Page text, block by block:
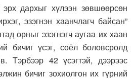
эрх дархыг хүлээн зөвшөөрсөн
эзэгнэн хаанчлагч байсан”
орныг эзэгнэгч аугаа их хаан
бичиг үсэг, соёл боловсролд
Тэрбээр 42 үсэгтэй, дээрээс
бичиг зохиолгон их гүрний